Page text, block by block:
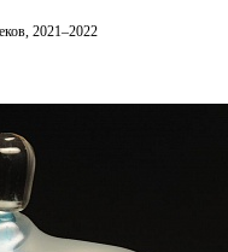
2021–2022